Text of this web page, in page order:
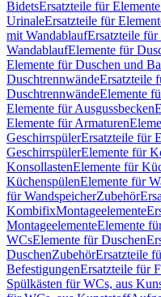
BidetsErsatzteile für
UrinaleErsatzteile für
mit WandablaufErsatzteile
WandablaufElemente für
Elemente für Duschen und
DuschtrennwändeErsatzteile
DuschtrennwändeElemente
Elemente für Ausgussbecken
Elemente für Armaturen
GeschirrspülerErsatzteile für
GeschirrspülerElemente für
KonsollastenElemente für
KüchenspülenElemente für
für WandspeicherZubehör
KombifixMontageelemente
MontageelementeElemente
WCsElemente für Duschen
DuschenZubehörErsatzteile
BefestigungenErsatzteile für
Spülkästen für WCs, aus